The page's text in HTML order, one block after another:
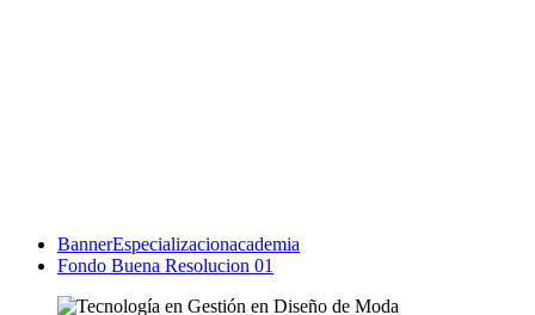
BannerEspecializacionacademia
Fondo Buena Resolucion 01